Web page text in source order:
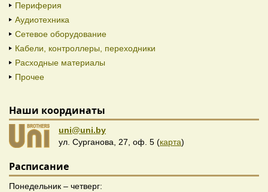
Периферия
Аудиотехника
Сетевое оборудование
Кабели, контроллеры, переходники
Расходные материалы
Прочее
Наши координаты
uni@uni.by
ул. Сурганова, 27, оф. 5 (карта)
Расписание
Понедельник – четверг: